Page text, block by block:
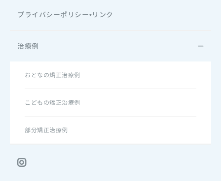
プライバシーポリシー•リンク
治療例
おとなの矯正治療例
こどもの矯正治療例
部分矯正治療例